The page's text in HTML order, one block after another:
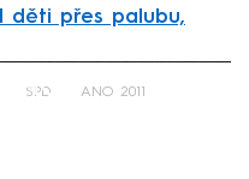
děti přes palubu,
SPD ANO 2011